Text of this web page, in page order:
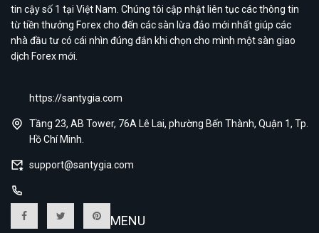
tin cậy số 1 tại Việt Nam. Chúng tôi cập nhật liên tục các thông tin
từ tiền thưởng Forex cho đến các sàn lừa đảo mới nhất giúp các
nhà đầu tư có cái nhìn đúng đắn khi chọn cho mình một sàn giao
dịch Forex mới.
https://santygia.com
Tầng 23, AB Tower, 76A Lê Lai, phường Bến Thành, Quận 1, Tp.
Hồ Chí Minh.
support@santygia.com
MENU